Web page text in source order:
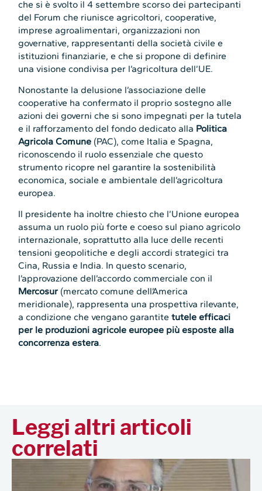
che si è svolto il 4 settembre scorso dei partecipanti
del Forum che riunisce agricoltori, cooperative,
imprese agroalimentari, organizzazioni non
governative, rappresentanti della società civile e
istituzioni finanziarie, e che si propone di definire
una visione condivisa per l’agricoltura dell’UE.
Nonostante la delusione l’associazione delle
cooperative ha confermato il proprio sostegno alle
azioni dei governi che si sono impegnati per la tutela
e il rafforzamento del fondo dedicato alla Politica
Agricola Comune (PAC), come Italia e Spagna,
riconoscendo il ruolo essenziale che questo
strumento ricopre nel garantire la sostenibilità
economica, sociale e ambientale dell’agricoltura
europea.
Il presidente ha inoltre chiesto che l’Unione europea
assuma un ruolo più forte e coeso sul piano agricolo
internazionale, soprattutto alla luce delle recenti
tensioni geopolitiche e degli accordi strategici tra
Cina, Russia e India. In questo scenario,
l’approvazione dell’accordo commerciale con il
Mercosur (mercato comune dell’America
meridionale), rappresenta una prospettiva rilevante,
a condizione che vengano garantitetutele efficaci
per le produzioni agricole europee più esposte alla
concorrenza estera.
Leggi altri articoli
correlati